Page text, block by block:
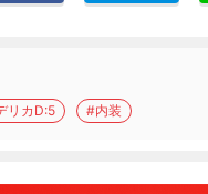
リカD:5 #内装